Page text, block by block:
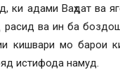
адами Ваҳдат ва
ва ин ба
кишвари мо барои
истифода намуд.